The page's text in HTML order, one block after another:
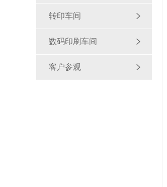
转印车间
数码印刷车间
客户参观